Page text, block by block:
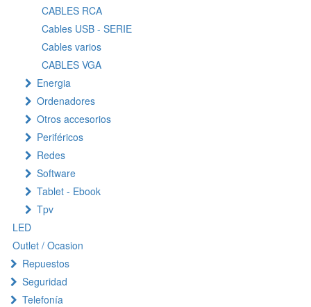
CABLES RCA
Cables USB - SERIE
Cables varios
CABLES VGA
Energia
Ordenadores
Otros accesorios
Periféricos
Redes
Software
Tablet - Ebook
Tpv
LED
Outlet / Ocasion
Repuestos
Seguridad
Telefonía